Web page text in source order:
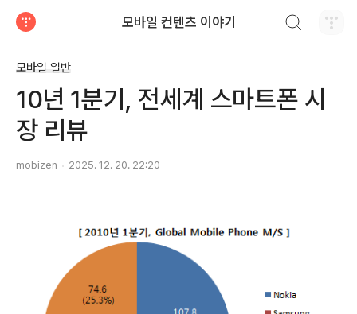
모바일 컨텐츠 이야기
모바일 일반
10년 1분기, 전세계 스마트폰 시
장 리뷰
mobizen 2025. 12. 20. 22:20